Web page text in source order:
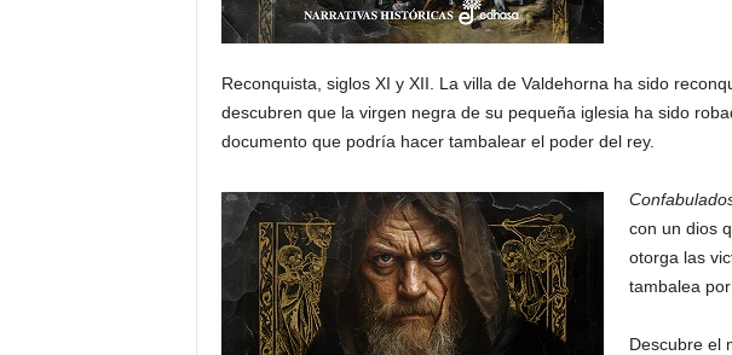
S
Reconquista, siglos XI y XII. La villa de Valdehorna ha sido
descubren que la virgen negra de su pequeña iglesia ha sido
documento que podría hacer tambalear el poder del rey.
con un dios
otorga las
tambalea
Descubre el